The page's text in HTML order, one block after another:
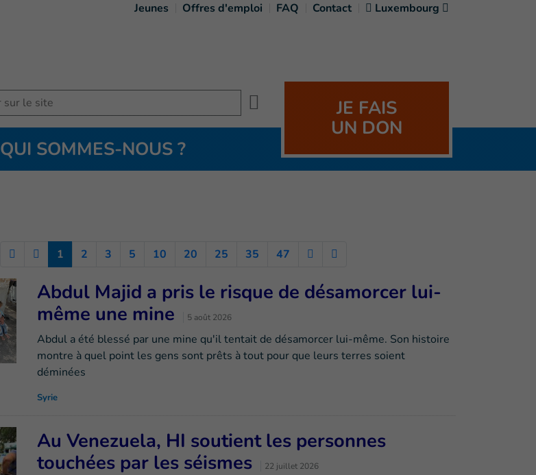
Jeunes Offres d'emploi FAQ Contact Luxembourg
JE FAIS
UN DON
QUI SOMMES-NOUS ?
1(Current)
2 3 5 10 20 25 35 47
Abdul Majid a pris le risque de désamorcer lui-
même une mine
5 août 2026
Abdul a été blessé par une mine qu'il tentait de désamorcer lui-même. Son histoire
montre à quel point les gens sont prêts à tout pour que leurs terres soient
déminées
Syrie
Au Venezuela, HI soutient les personnes
touchées par les séismes
22 juillet 2026